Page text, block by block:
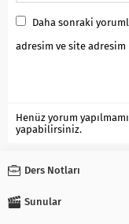
Daha sonraki
adresim ve site adresim
Henüz yorum
yapabilirsiniz.
Ders Notları
Sunular